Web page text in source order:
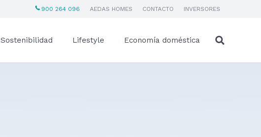
900 264 096 AEDAS HOMES CONTACTO INVERSORES
Sostenibilidad Lifestyle Economía doméstica